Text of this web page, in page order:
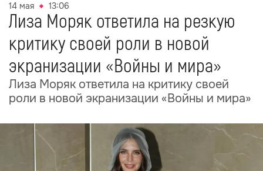
14 мая 13:06
Лиза Моряк ответила на резкую
критику своей роли в новой
экранизации «Войны и мира»
Лиза Моряк ответила на критику своей
роли в новой экранизации «Войны и мира»